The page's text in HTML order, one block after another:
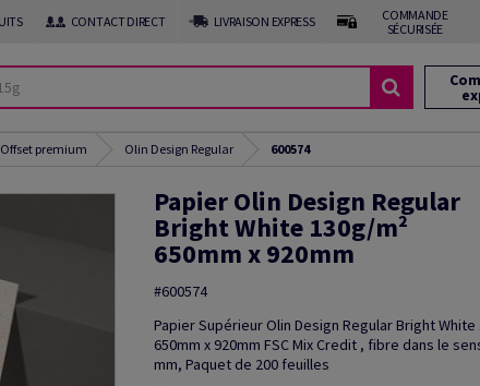
CONTACT DIRECT LIVRAISON EXPRESS
COMMANDE
SÉCURISÉE
Offset premium Olin Design Regular 600574
Papier Olin Design Regular
Bright White 130g/m²
650mm x 920mm
#600574
Papier Supérieur Olin Design Regular Bright White
650mm x 920mm FSC Mix Credit , fibre dans le
mm, Paquet de 200 feuilles